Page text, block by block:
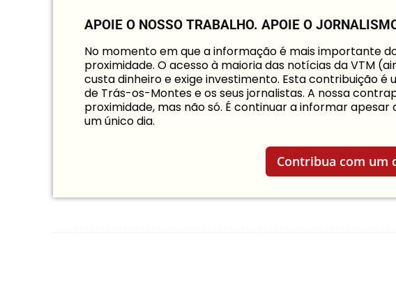
APOIE O NOSSO TRABALHO. APOIE O
No momento em que a informação é mais importante
proximidade. O acesso à maioria das notícias da VTM
custa dinheiro e exige investimento. Esta contribuição
de Trás-os-Montes e os seus jornalistas. A nossa
proximidade, mas não só. É continuar a informar
um único dia.
Contribua com um